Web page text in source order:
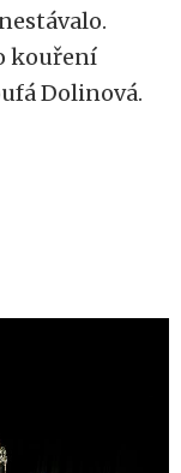
kouření
Dolinová.